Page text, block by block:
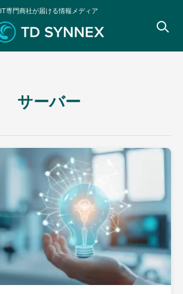
IT専門商社が届ける情報メディア
サーバー